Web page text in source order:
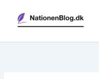
indholdet